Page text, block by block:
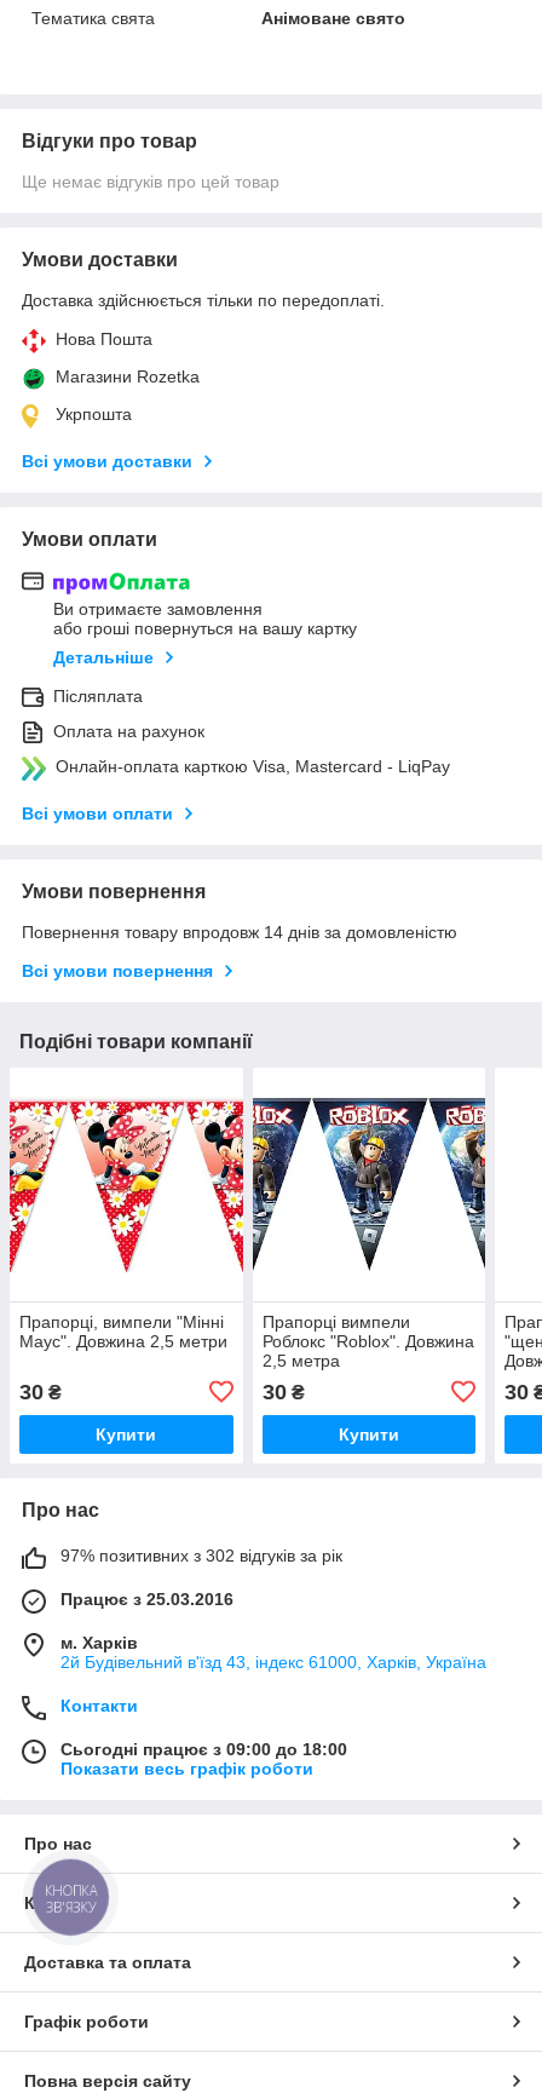
Тематика свята
Анімоване свято
Відгуки про товар
Ще немає відгуків про цей товар
Умови доставки
Доставка здійснюється тільки по передоплаті.
Нова Пошта
Магазини Rozetka
Укрпошта
Всі умови доставки
Умови оплати
Ви отримаєте замовлення
або гроші повернуться на вашу картку
Детальніше
Післяплата
Оплата на рахунок
Онлайн-оплата карткою Visa, Mastercard - LiqPay
Всі умови оплати
Умови повернення
Повернення товару впродовж 14 днів за домовленістю
Всі умови повернення
Подібні товари компанії
Прапорці, вимпели "Мінні
Маус". Довжина 2,5 метри
30 ₴
Купити
Прапорці вимпели
Роблокс "Roblox". Довжина
2,5 метра
30₴
Купити
30
Про нас
97% позитивних з 302 відгуків за рік
Працює з 25.03.2016
м. Харків
2й Будівельний в'їзд 43, індекс 61000, Харків, Україна
Контакти
Сьогодні працює з 09:00 до 18:00
Показати весь графік роботи
Про нас
Контакти
Доставка та оплата
Графік роботи
Повна версія сайту
КНОПКА
ЗВ'ЯЗКУ